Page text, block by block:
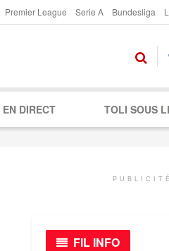
Premier League Serie A Bundesliga
EN DIRECT TOLI SOUS
PUBLICITÉ
FIL INFO